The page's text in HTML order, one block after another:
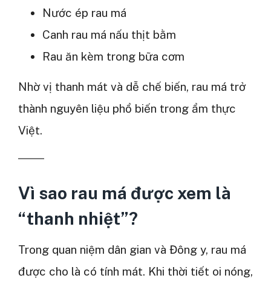
Nước ép rau má
Canh rau má nấu thịt bằm
Rau ăn kèm trong bữa cơm
Nhờ vị thanh mát và dễ chế biến, rau má trở
thành nguyên liệu phổ biến trong ẩm thực
Việt.
Vì sao rau má được xem là
“thanh nhiệt”?
Trong quan niệm dân gian và Đông y, rau má
được cho là có tính mát. Khi thời tiết oi nóng,